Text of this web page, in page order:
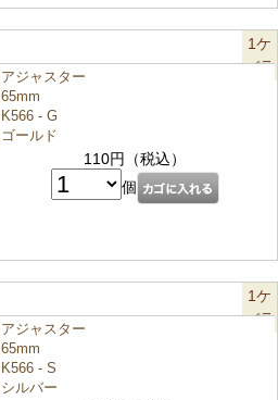
1ケ
バラ
アジャスター
65mm
K566 - G
ゴールド
110円（税込）
個
1ケ
バラ
アジャスター
65mm
K566 - S
シルバー